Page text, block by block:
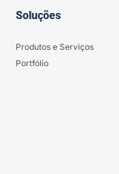
Soluções
Produtos e Serviços
Portfólio